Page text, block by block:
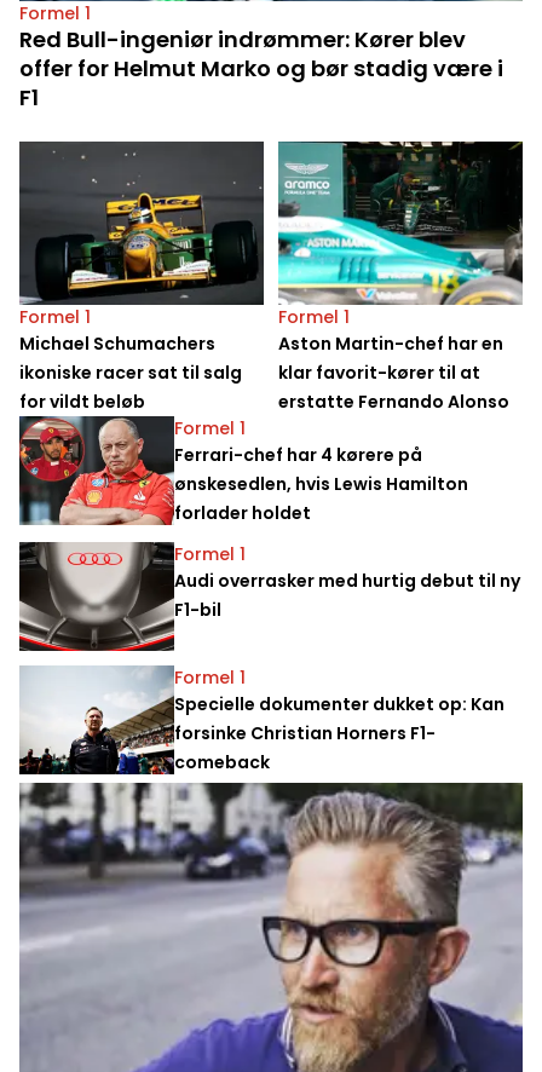
Formel 1
Red Bull-ingeniør indrømmer: Kører blev
offer for Helmut Marko og bør stadig være i
F1
Formel 1
Michael Schumachers
ikoniske racer sat til salg
for vildt beløb
Formel 1
Aston Martin-chef har en
klar favorit-kører til at
erstatte Fernando Alonso
Formel 1
Ferrari-chef har 4 kørere på
ønskesedlen, hvis Lewis Hamilton
forlader holdet
Formel 1
Audi overrasker med hurtig debut til ny
F1-bil
Formel 1
Specielle dokumenter dukket op: Kan
forsinke Christian Horners F1-
comeback
Cykling